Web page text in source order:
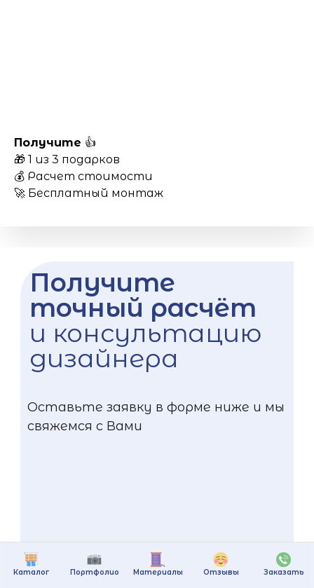
Каталог Портфолио Материалы Отзывы Заказать
Получите 👍
🎁 1 из 3 подарков
💰 Расчет стоимости
🚀 Бесплатный монтаж
Получите
точный расчёт
и консультацию
дизайнера
Оставьте заявку в форме ниже и мы
свяжемся с Вами